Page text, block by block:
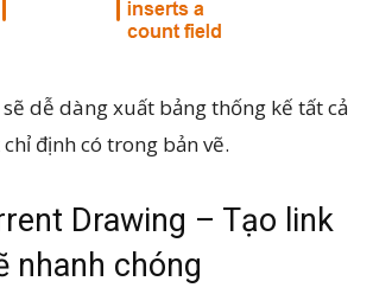
dễ dàng xuất bảng thống kế tất cả
định có trong bản vẽ.
Drawing – Tạo link
nhanh chóng